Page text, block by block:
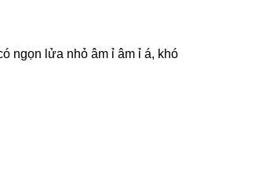
ngọn lửa nhỏ âm ỉ âm ỉ á, khó